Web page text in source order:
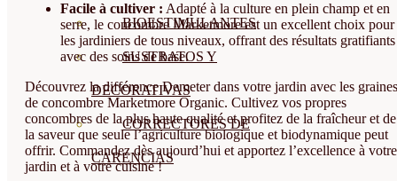
BIOESTIMULANTES
SUSTRATOS Y
DECORATIVAS
CORRECTORES DE
CARENCIAS
Facile à cultiver : Adapté à la culture en plein champ et en
serre, le concombre Marketmore est un excellent choix pour
les jardiniers de tous niveaux, offrant des résultats gratifiants
avec des soins de base.
Découvrez la différence Demeter dans votre jardin avec les graines
de concombre Marketmore Organic. Cultivez vos propres
concombres de la plus haute qualité et profitez de la fraîcheur et de
la saveur que seule l’agriculture biologique et biodynamique peut
offrir. Commandez dès aujourd’hui et apportez l’excellence à votre
jardin et à votre cuisine !